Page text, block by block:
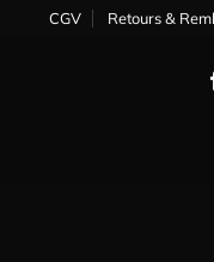
CGV Retours &